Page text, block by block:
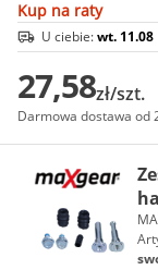
Kup na raty
U ciebie:wt. 11.08
27,58zł/szt.
Darmowa dostawa od